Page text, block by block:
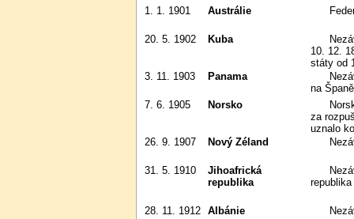
1. 1. 1901 Austrálie
20. 5. 1902 Kuba
Nezávislost na Španělsku
10. 12.
státy od
3. 11. 1903
Panama
Nezávislost na Kolumbii; nezávislou
na
7. 6. 1905
Norsko
Norsko prohlásilo unii se Švédskem
za
uznalo
26. 9. 1907
Nový Zéland
31. 5. 1910
Jihoafrická
republika
Nezávislost na Velké Británii;
28. 11. 1912 Albánie